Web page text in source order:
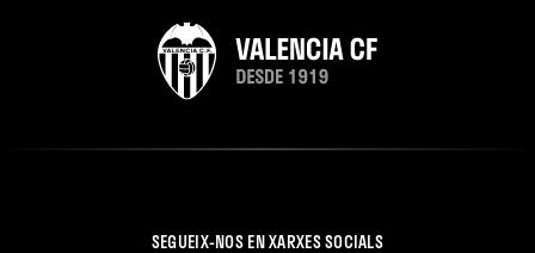
SEGUEIX-NOS EN XARXES SOCIALS